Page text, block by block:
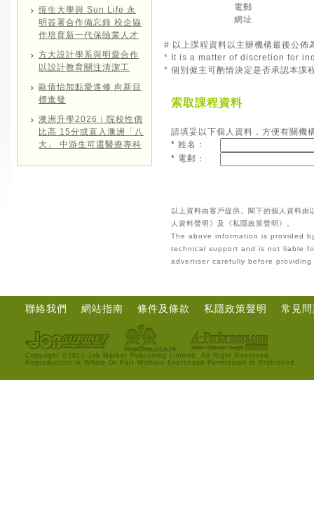
恆生大學與 Sun Life 永
明簽署合作備忘錄 校企協
作培育新一代保險業人才
方大設計學系與明愛合作
以設計教育關注清潔工
歐倩怡加點愛進修 向新目
標進發
澳洲升學2026︱院校性價
比高 15分或直入澳洲「八
大」 中游生可選醫療專科
電郵
網址
# 以上課程資料以主辦機構最後公佈
* It is a matter of discretion for
* 個別僱主可酌情決定是否承認本課
索取課程資料
請填妥以下個人資料，方便有關機
* 姓名：
* 電郵：
以上資料由客戶提供。閣下的個人資料
人資料聲明》及《私隱政策聲明》。
The above information is provided
technical support and is not liable
advertiser carefully before
聯絡我們 網站指南 條件及條款 私隱政策聲明 常見
Copyright ©2013 Job Market Publishing Limited. All Right Reserved.
Reproduction in Whole Or Part Without Expressed Permission is Prohibited.